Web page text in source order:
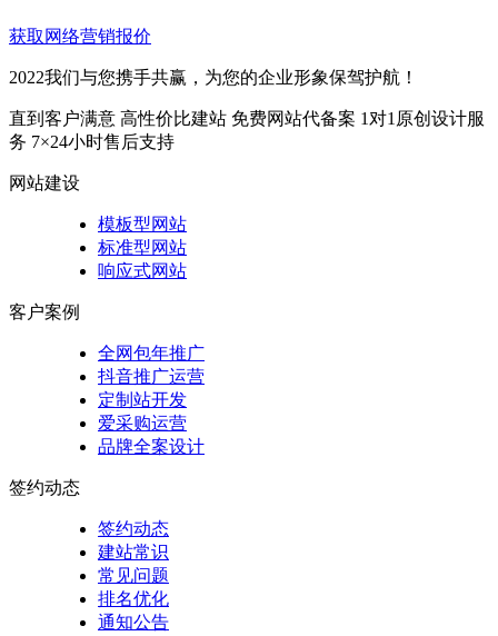
获取网络营销报价
2022我们与您携手共赢，为您的企业形象保驾护航！
直到客户满意 高性价比建站 免费网站代备案 1对1原创设计服
务 7×24小时售后支持
网站建设
模板型网站
标准型网站
响应式网站
客户案例
全网包年推广
抖音推广运营
定制站开发
爱采购运营
品牌全案设计
签约动态
签约动态
建站常识
常见问题
排名优化
通知公告